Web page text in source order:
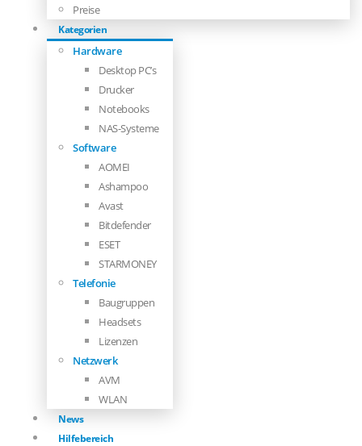
Preise
Kategorien
Hardware
Desktop PC’s
Drucker
Notebooks
NAS-Systeme
Software
AOMEI
Ashampoo
Avast
Bitdefender
ESET
STARMONEY
Telefonie
Baugruppen
Headsets
Lizenzen
Netzwerk
AVM
WLAN
News
Hilfebereich